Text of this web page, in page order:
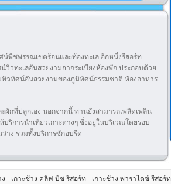
พืชพรรณเขตร้อนและท้องทะเล อีกหนึ่งรีสอร์ท
วทะเลอันสวยงามจากระเบียงห้องพัก ประกอบด้วย
ทิวทัศน์อันสวยงามของภูมิทัศน์ธรรมชาติ ห้องอาหาร
ผักที่ปลูกเอง นอกจากนี้ ท่านยังสามารถเพลิดเพลิน
ริการนำเที่ยวเกาะต่างๆ ซึ่งอยู่ในบริเวณโดยรอบ
าง รวมทั้งบริการซักอบรีด
เกาะช้าง คลิฟ บีช รีสอร์ท เกาะช้าง พาราไดซ์ รีสอร์ท